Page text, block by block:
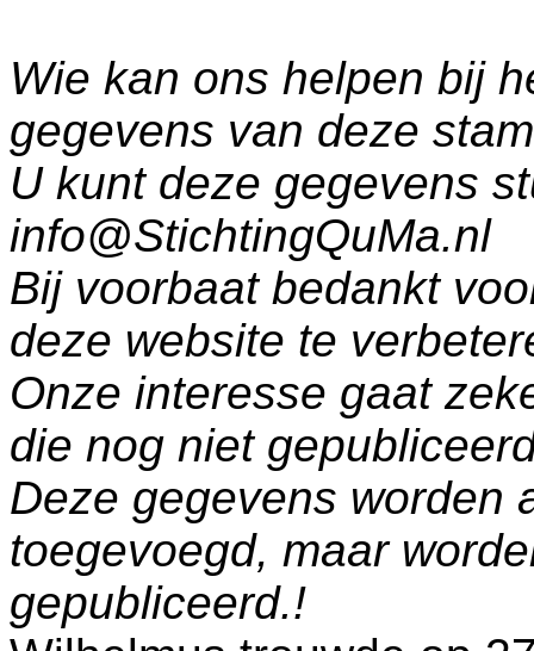
Wie kan ons helpen bij
gegevens van deze
U kunt deze gegevens
info@StichtingQuMa.nl
Bij voorbaat bedankt
deze website te
Onze interesse gaat
die nog niet
Deze gegevens worden
toegevoegd, maar
gepubliceerd.!